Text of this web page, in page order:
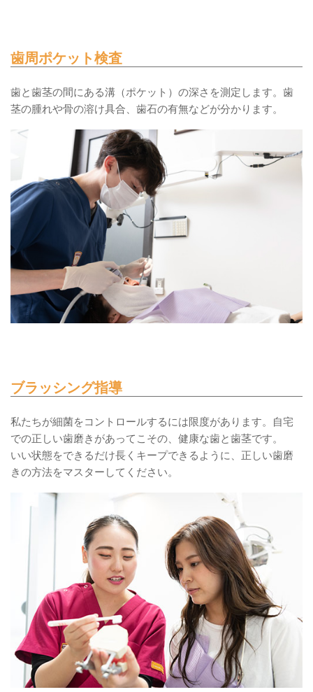
歯周ポケット検査
歯と歯茎の間にある溝（ポケット）の深さを測定します。歯
茎の腫れや骨の溶け具合、歯石の有無などが分かります。
ブラッシング指導
私たちが細菌をコントロールするには限度があります。自宅
での正しい歯磨きがあってこその、健康な歯と歯茎です。
いい状態をできるだけ長くキープできるように、正しい歯磨
きの方法をマスターしてください。